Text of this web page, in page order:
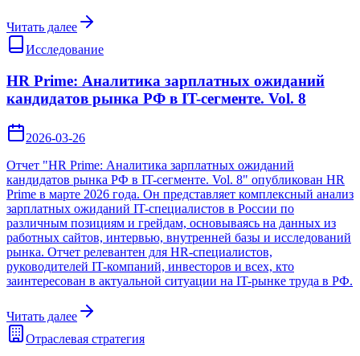
Читать далее
Исследование
HR Prime: Аналитика зарплатных ожиданий
кандидатов рынка РФ в IT-сегменте. Vol. 8
2026-03-26
Отчет "HR Prime: Аналитика зарплатных ожиданий
кандидатов рынка РФ в IT-сегменте. Vol. 8" опубликован HR
Prime в марте 2026 года. Он представляет комплексный анализ
зарплатных ожиданий IT-специалистов в России по
различным позициям и грейдам, основываясь на данных из
работных сайтов, интервью, внутренней базы и исследований
рынка. Отчет релевантен для HR-специалистов,
руководителей IT-компаний, инвесторов и всех, кто
заинтересован в актуальной ситуации на IT-рынке труда в РФ.
Читать далее
Отраслевая стратегия